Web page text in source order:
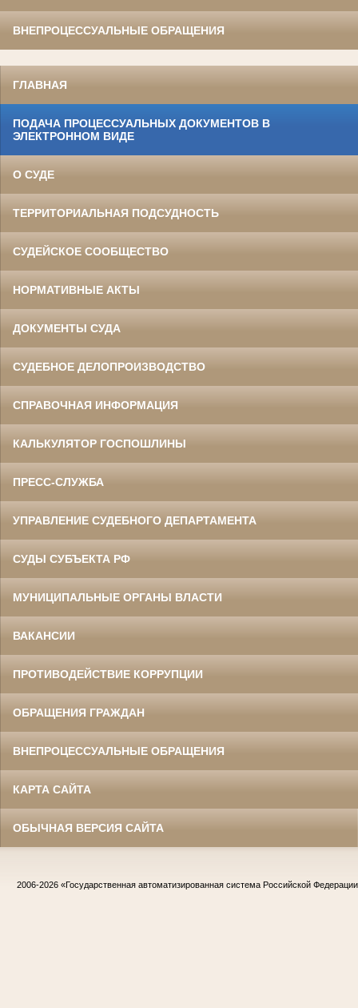
ВНЕПРОЦЕССУАЛЬНЫЕ ОБРАЩЕНИЯ
ГЛАВНАЯ
ПОДАЧА ПРОЦЕССУАЛЬНЫХ ДОКУМЕНТОВ В
ЭЛЕКТРОННОМ ВИДЕ
О СУДЕ
ТЕРРИТОРИАЛЬНАЯ ПОДСУДНОСТЬ
СУДЕЙСКОЕ СООБЩЕСТВО
НОРМАТИВНЫЕ АКТЫ
ДОКУМЕНТЫ СУДА
СУДЕБНОЕ ДЕЛОПРОИЗВОДСТВО
СПРАВОЧНАЯ ИНФОРМАЦИЯ
КАЛЬКУЛЯТОР ГОСПОШЛИНЫ
ПРЕСС-СЛУЖБА
УПРАВЛЕНИЕ СУДЕБНОГО ДЕПАРТАМЕНТА
СУДЫ СУБЪЕКТА РФ
МУНИЦИПАЛЬНЫЕ ОРГАНЫ ВЛАСТИ
ВАКАНСИИ
ПРОТИВОДЕЙСТВИЕ КОРРУПЦИИ
ОБРАЩЕНИЯ ГРАЖДАН
ВНЕПРОЦЕССУАЛЬНЫЕ ОБРАЩЕНИЯ
КАРТА САЙТА
ОБЫЧНАЯ ВЕРСИЯ САЙТА
2006-2026 «Государственная автоматизированная система Российской